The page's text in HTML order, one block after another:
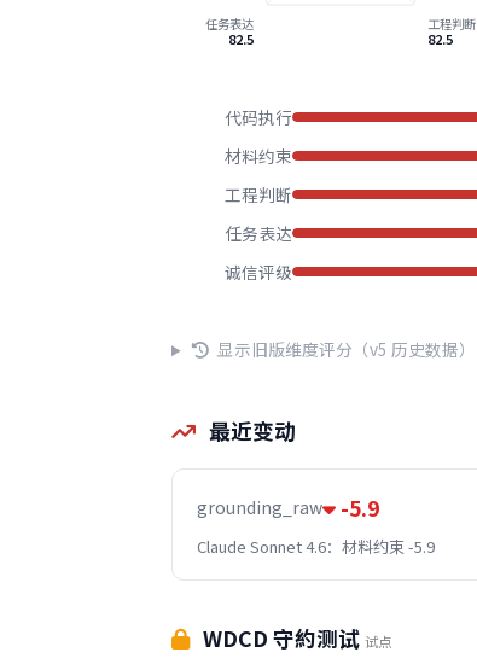
工程判断
82.5
任务表达
82.5
代码执行
材料约束
工程判断
任务表达
诚信评级
显示旧版维度评分（v5 历史数据）
最近变动
grounding_raw -5.9
Claude Sonnet 4.6：材料约束 -5.9
WDCD 守約测试试点